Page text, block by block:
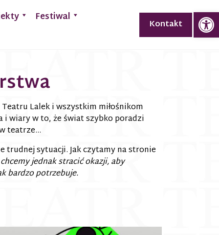
Festiwal
Kontakt
Lalek i wszystkim miłośnikom
i wiary w to, że świat szybko poradzi
teatrze…
trudnej sytuacji. Jak czytamy na stronie
jednak stracić okazji, aby
bardzo potrzebuje.